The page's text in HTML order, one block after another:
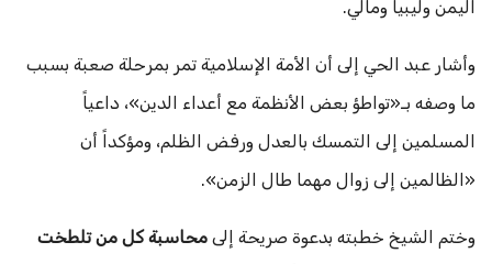
اليمن وليبيا ومالي.
وأشار عبد الحي إلى أن الأمة الإسلامية تمر بمرحلة صعبة بسبب
ما وصفه بـ«تواطؤ بعض الأنظمة مع أعداء الدين»، داعياً
المسلمين إلى التمسك بالعدل ورفض الظلم، ومؤكداً أن
«الظالمين إلى زوال مهما طال الزمن».
وختم الشيخ خطبته بدعوة صريحة إلى محاسبة كل من تلطخت